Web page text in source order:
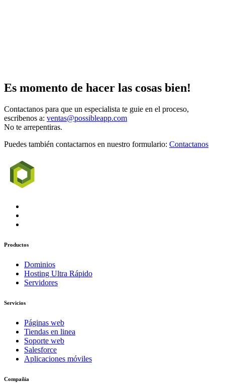
Es momento de hacer las cosas bien!
Contactanos para que un especialista te guie en el proceso,
escribenos a: ventas@possibleapp.com
No te arrepentiras.
Puedes también contactarnos en nuestro formulario: Contactanos
Productos
Dominios
Hosting Ultra Rápido
Servidores
Servicios
Páginas web
Tiendas en linea
Soporte web
Salesforce
Aplicaciones móviles
Compañia